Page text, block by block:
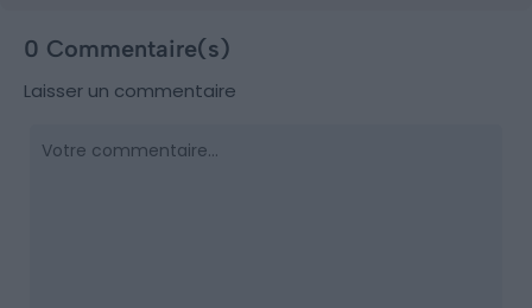
0 Commentaire(s)
Laisser un commentaire